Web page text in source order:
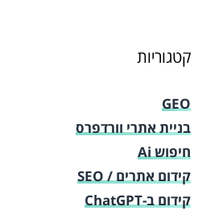
קטגוריות
GEO
בניית אתרי וורדפרס
חיפוש Ai
קידום אתרים / SEO
קידום ב-ChatGPT